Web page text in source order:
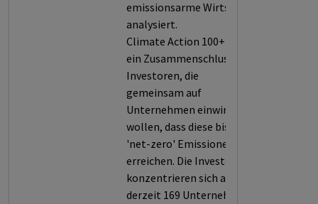
emissionsarme Wirtschaft
analysiert.
Climate Action 100+ ist
ein Zusammenschluss von
Investoren, die
gemeinsam auf
Unternehmen einwirken
wollen, dass diese bis 2050
'net-zero' Emissionen
erreichen. Die Investoren
konzentrieren sich auf
derzeit 169 Unternehmen